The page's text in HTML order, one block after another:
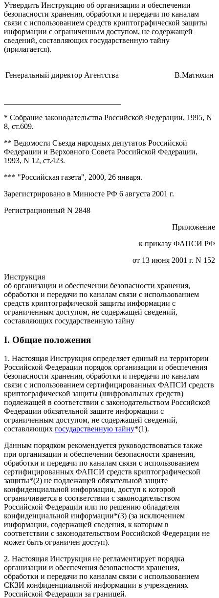
Утвердить Инструкцию об организации и обеспечении
безопасности хранения, обработки и передачи по каналам
связи с использованием средств криптографической защиты
информации с ограниченным доступом, не содержащей
сведений, составляющих государственную тайну
(прилагается).
Генеральный директор Агентства В.Матюхин
* Собрание законодательства Российской Федерации, 1995, N
8, ст.609.
** Ведомости Съезда народных депутатов Российской
Федерации и Верховного Совета Российской Федерации,
1993, N 12, ст.423.
*** "Российская газета", 2000, 26 января.
Зарегистрировано в Минюсте РФ 6 августа 2001 г.
Регистрационный N 2848
Приложение
к приказу ФАПСИ РФ
от 13 июня 2001 г. N 152
Инструкция
об организации и обеспечении безопасности хранения,
обработки и передачи по каналам связи с использованием
средств криптографической защиты информации с
ограниченным доступом, не содержащей сведений,
составляющих государственную тайну
I. Общие положения
1. Настоящая Инструкция определяет единый на территории
Российской Федерации порядок организации и обеспечения
безопасности хранения, обработки и передачи по каналам
связи с использованием сертифицированных ФАПСИ средств
криптографической защиты (шифровальных средств)
подлежащей в соответствии с законодательством Российской
Федерации обязательной защите информации с
ограниченным доступом, не содержащей сведений,
составляющих государственную тайну*(1).
Данным порядком рекомендуется руководствоваться также
при организации и обеспечении безопасности хранения,
обработки и передачи по каналам связи с использованием
сертифицированных ФАПСИ средств криптографической
защиты*(2) не подлежащей обязательной защите
конфиденциальной информации, доступ к которой
ограничивается в соответствии с законодательством
Российской Федерации или по решению обладателя
конфиденциальной информации*(3) (за исключением
информации, содержащей сведения, к которым в
соответствии с законодательством Российской Федерации не
может быть ограничен доступ).
2. Настоящая Инструкция не регламентирует порядка
организации и обеспечения безопасности хранения,
обработки и передачи по каналам связи с использованием
СКЗИ конфиденциальной информации в учреждениях
Российской Федерации за границей.